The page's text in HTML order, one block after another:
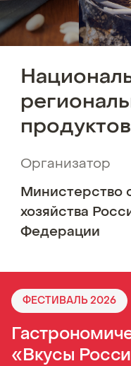
продуктов
Организатор
Министерство
хозяйства
Федерации
ФЕСТИВАЛЬ 2026
«Вкусы